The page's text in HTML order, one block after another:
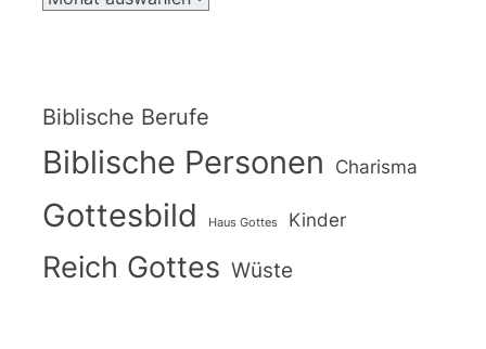
Biblische Berufe
Biblische Personen Charisma
Gottesbild Haus Gottes Kinder
Reich Gottes Wüste